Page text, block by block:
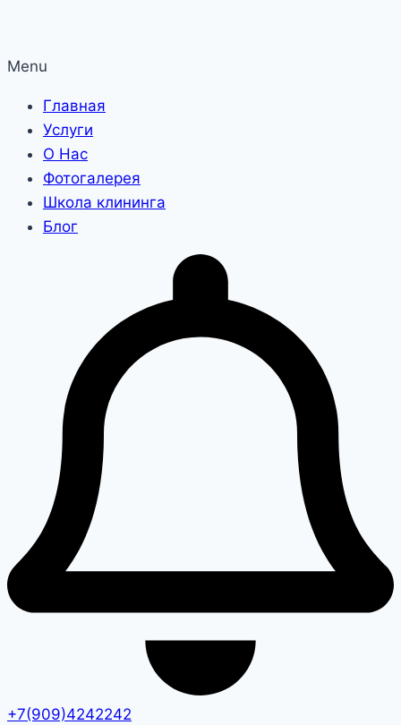
Menu
Главная
Услуги
О Нас
Фотогалерея
Школа клининга
Блог
+7(909)4242242